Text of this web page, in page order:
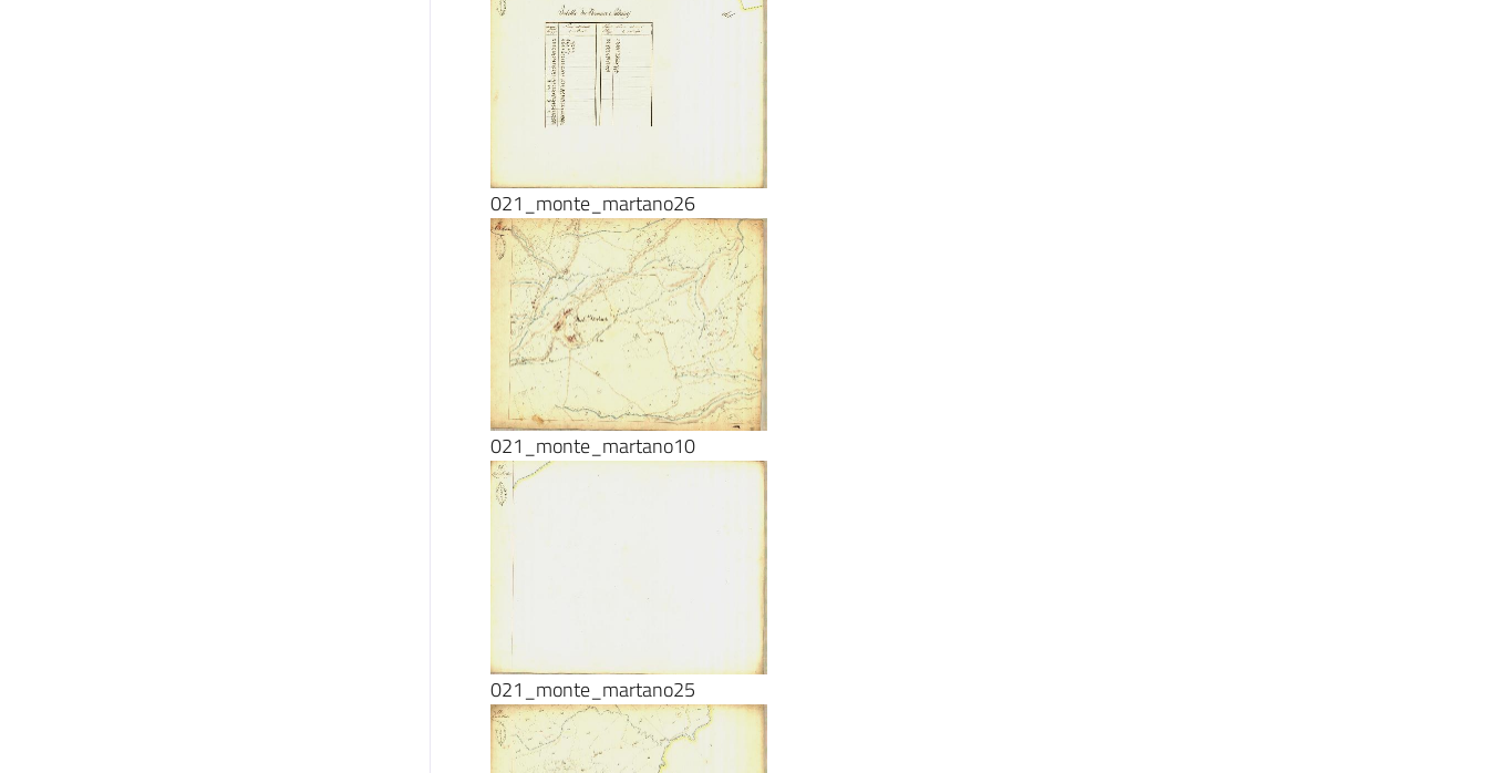
021_monte_martano26
021_monte_martano10
021_monte_martano25